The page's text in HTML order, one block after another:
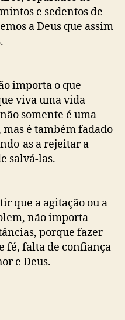
e sedentos de
a Deus que assim
importa o que
viva uma vida
somente é uma
é também fadado
as a rejeitar a
salvá-las.
que a agitação ou a
não importa
porque fazer
fé, falta de confiança
e Deus.